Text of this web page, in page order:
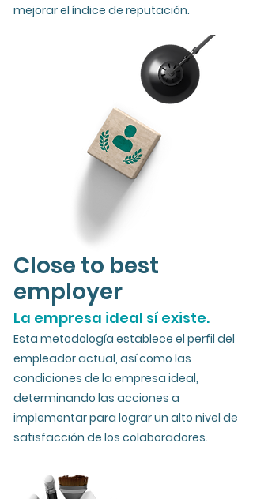
mejorar el índice de reputación.
Close to best
employer
La empresa ideal sí existe.
Esta metodología establece el perfil del
empleador actual, así como las
condiciones de la empresa ideal,
determinando las acciones a
implementar para lograr un alto nivel de
satisfacción de los colaboradores.